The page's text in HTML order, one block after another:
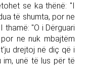
se ka thënë: "I
të shumta, por ne
thamë: "O i Dërguari
ne nuk mbajtëm
drejtoj në diç që i
im, unë të lus për të